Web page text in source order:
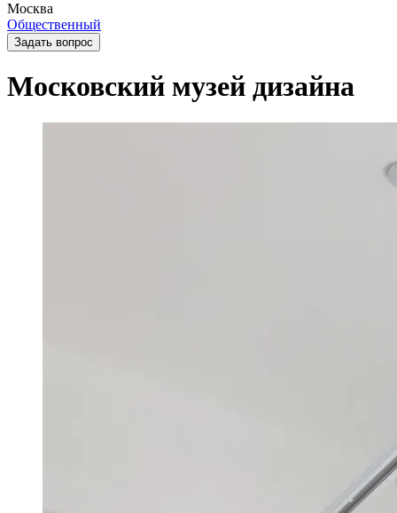
Москва
Общественный
Задать вопрос
Московский музей дизайна